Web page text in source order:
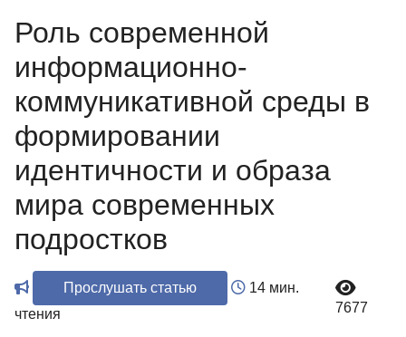
Роль современной
информационно-
коммуникативной среды в
формировании
идентичности и образа
мира современных
подростков
Прослушать статью
14 мин.
чтения
7677